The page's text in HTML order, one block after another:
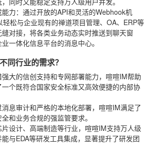
力：通过开放的API和灵活的Webhook机
松与企业现有的禅道项目管理、OA、ERP等
对接，将各类业务动态实时推送到聊天窗
一体化信息平台的消息中心。
同行业的需求？
强大的信创支持和专网部署能力，喧喧IM帮助
个既符合国家安全标准又高效便捷的内部协
消息审计和严格的本地化部署，喧喧IM满足了
和业务合规的强监管要求。
片设计、高端制造等行业，喧喧IM支持万人级
与EDA等研发工具集成，显著提升了研发团